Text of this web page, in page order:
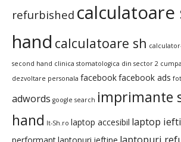
refurbished calculatoare
hand calculatoare sh
second hand clinica stomatologica din sector 2
dezvoltare personala facebookfacebook ads
adwords google search imprimante
hand It-Sh.ro laptop accesibil laptop